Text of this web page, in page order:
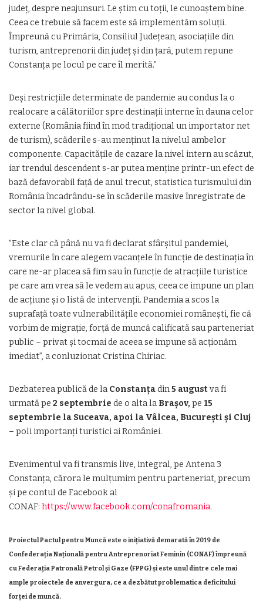
județ, despre neajunsuri. Le știm cu toții, le cunoaștem bine.
Ceea ce trebuie să facem este să implementăm soluții.
Împreună cu Primăria, Consiliul Județean, asociațiile din
turism, antreprenorii din județ și din țară, putem repune
Constanța pe locul pe care îl merită.”
Deși restricțiile determinate de pandemie au condus la o
realocare a călătoriilor spre destinații interne în dauna celor
externe (România fiind în mod tradițional un importator net
de turism), scăderile s-au menținut la nivelul ambelor
componente. Capacitățile de cazare la nivel intern au scăzut,
iar trendul descendent s-ar putea menține printr-un efect de
bază defavorabil față de anul trecut, statistica turismului din
România încadrându-se în scăderile masive înregistrate de
sector la nivel global.
”Este clar că până nu va fi declarat sfârșitul pandemiei,
vremurile în care alegem vacanțele în funcție de destinația în
care ne-ar placea să fim sau în funcție de atracțiile turistice
pe care am vrea să le vedem au apus, ceea ce impune un plan
de acțiune și o listă de intervenții. Pandemia a scos la
suprafață toate vulnerabilitățile economiei românești, fie că
vorbim de migrație, forță de muncă calificată sau parteneriat
public – privat și tocmai de aceea se impune să acționăm
imediat”, a conluzionat Cristina Chiriac.
Dezbaterea publică de la Constanțadin5 augustva fi
urmată pe 2 septembrie de o alta la Brașov, pe 15
septembrie la Suceava, apoi la Vâlcea, București și Cluj
– poli importanți turistici ai României.
Evenimentul va fi transmis live, integral, pe Antena 3
Constanța, cărora le mulțumim pentru parteneriat, precum
și pe contul de Facebook al
CONAF: https://www.facebook.com/conafromania.
Proiectul Pactul pentru Muncă este o inițiativă demarată în 2019 de
Confederația Națională pentru Antreprenoriat Feminin (CONAF) împreună
cu Federația Patronală Petrol și Gaze (FPPG) și este unul dintre cele mai
ample proiectele de anvergura, ce a dezbătut problematica deficitului
forței de muncă.